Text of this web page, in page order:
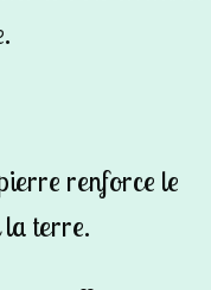
renforce le
la terre.